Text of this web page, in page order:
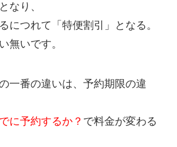
なり、
につれて「特便割引」となる。
無いです。
一番の違いは、予約期限の違
に予約するか？ で料金が変わる